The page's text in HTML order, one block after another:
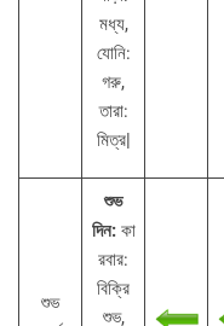
মধ্য,
যোনি:
গরু,
তারা:
মিত্র|
শুভ
শুভ
দিন:কা
রবার:
বিক্রি
শুভ,